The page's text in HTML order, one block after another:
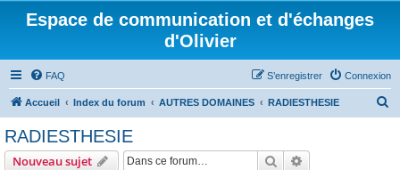
Espace de communication et d'échanges
d'Olivier
FAQ Connexion
S’enregistrer
Accueil Index du forum AUTRES DOMAINES RADIESTHESIE
RADIESTHESIE
Nouveau sujet Rechercher